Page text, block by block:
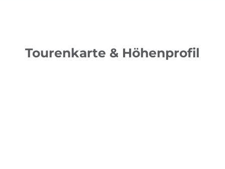
Tourenkarte & Höhenprofil